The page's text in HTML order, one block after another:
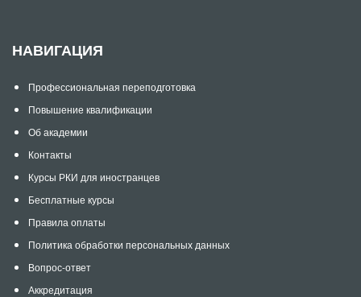
НАВИГАЦИЯ
Профессиональная переподготовка
Повышение квалификации
Об академии
Контакты
Курсы РКИ для иностранцев
Бесплатные курсы
Правила оплаты
Политика обработки персональных данных
Вопрос-ответ
Аккредитация